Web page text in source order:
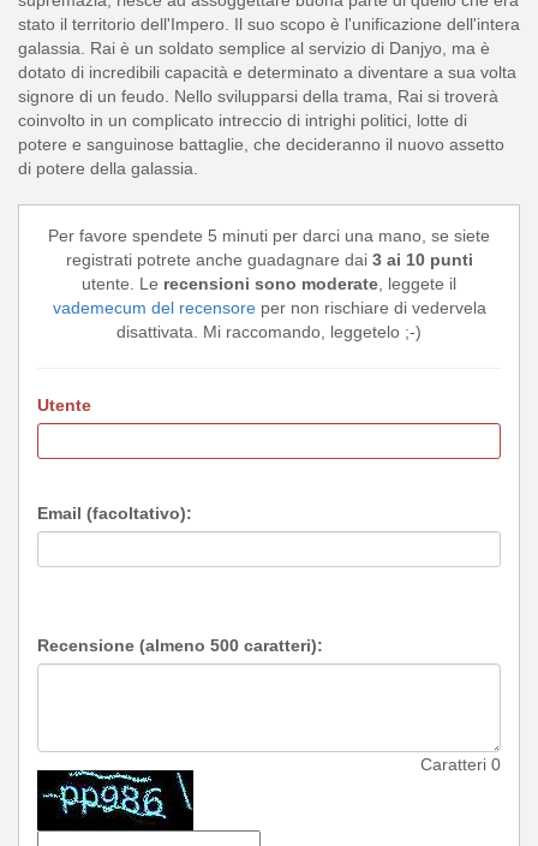
stato il territorio dell'Impero. Il suo scopo è l'unificazione dell'intera
galassia. Rai è un soldato semplice al servizio di Danjyo, ma è
dotato di incredibili capacità e determinato a diventare a sua volta
signore di un feudo. Nello svilupparsi della trama, Rai si troverà
coinvolto in un complicato intreccio di intrighi politici, lotte di
potere e sanguinose battaglie, che decideranno il nuovo assetto
di potere della galassia.
Per favore spendete 5 minuti per darci una mano, se siete
registrati potrete anche guadagnare dai 3 ai 10 punti
utente. Le recensioni sono moderate, leggete il
vademecum del recensoreper non rischiare di vedervela
disattivata. Mi raccomando, leggetelo ;-)
Utente
Email (facoltativo):
Recensione (almeno 500 caratteri):
Caratteri 0